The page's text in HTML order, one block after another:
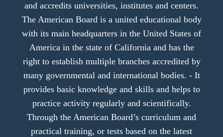
and accredits universities, institutes and centers.
The American Board is a united educational body
with its main headquarters in the United States of
America in the state of California and has the
right to establish multiple branches accredited by
many governmental and international bodies. - It
provides basic knowledge and skills and helps to
practice activity regularly and scientifically.
Through the American Board’s curriculum and
practical training, or tests based on the latest